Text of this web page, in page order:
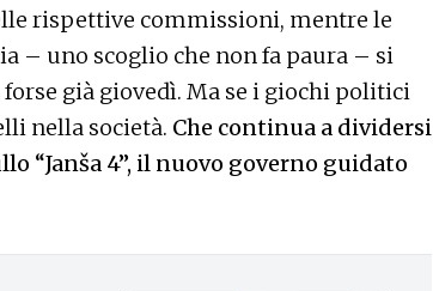
rispettive commissioni, mentre le
– uno scoglio che non fa paura – si
già giovedì. Ma se i giochi politici
nella società. Che continua a dividersi
“Janša 4”, il nuovo governo guidato